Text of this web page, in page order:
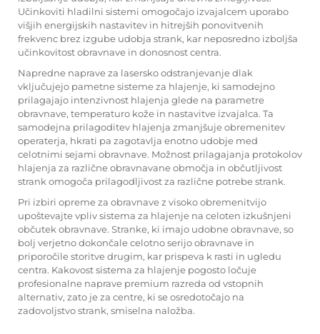
Učinkoviti hladilni sistemi omogočajo izvajalcem uporabo
višjih energijskih nastavitev in hitrejših ponovitvenih
frekvenc brez izgube udobja strank, kar neposredno izboljša
učinkovitost obravnave in donosnost centra.
Napredne naprave za lasersko odstranjevanje dlak
vključujejo pametne sisteme za hlajenje, ki samodejno
prilagajajo intenzivnost hlajenja glede na parametre
obravnave, temperaturo kože in nastavitve izvajalca. Ta
samodejna prilagoditev hlajenja zmanjšuje obremenitev
operaterja, hkrati pa zagotavlja enotno udobje med
celotnimi sejami obravnave. Možnost prilagajanja protokolov
hlajenja za različne obravnavane območja in občutljivost
strank omogoča prilagodljivost za različne potrebe strank.
Pri izbiri opreme za obravnave z visoko obremenitvijo
upoštevajte vpliv sistema za hlajenje na celoten izkušnjeni
občutek obravnave. Stranke, ki imajo udobne obravnave, so
bolj verjetno dokončale celotno serijo obravnave in
priporočile storitve drugim, kar prispeva k rasti in ugledu
centra. Kakovost sistema za hlajenje pogosto ločuje
profesionalne naprave premium razreda od vstopnih
alternativ, zato je za centre, ki se osredotočajo na
zadovoljstvo strank, smiselna naložba.